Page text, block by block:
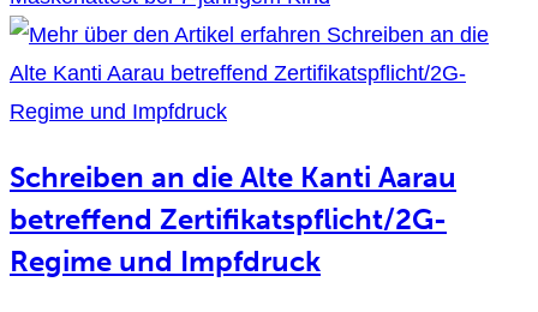
Schreiben an die Alte Kanti Aarau
betreffend Zertifikatspflicht/2G-
Regime und Impfdruck